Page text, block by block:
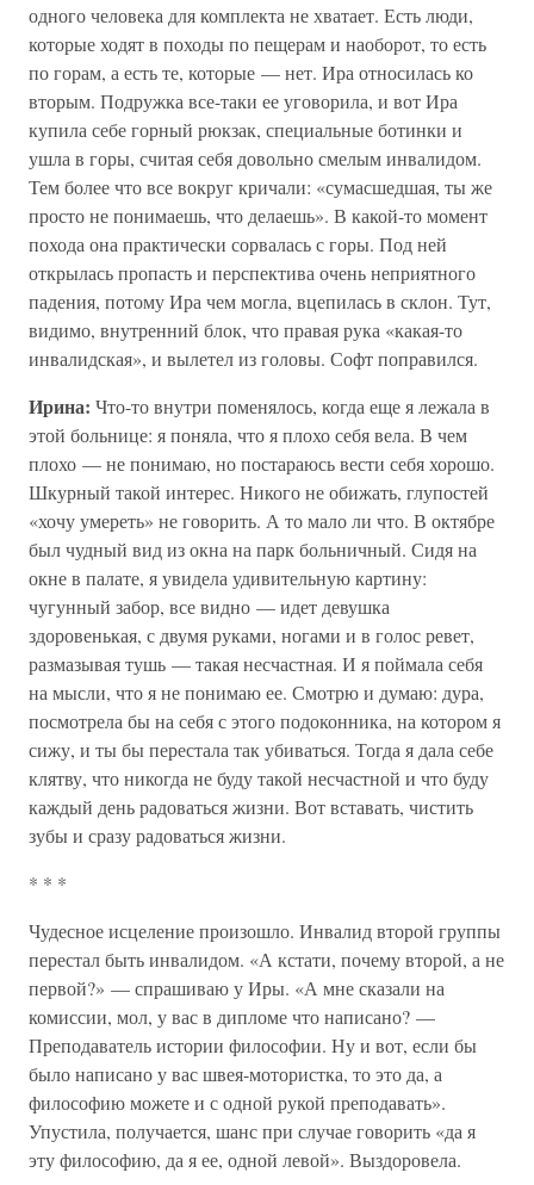
одного человека для комплекта не хватает. Есть люди,
которые ходят в походы по пещерам и наоборот, то есть
по горам, а есть те, которые — нет. Ира относилась ко
вторым. Подружка все-таки ее уговорила, и вот Ира
купила себе горный рюкзак, специальные ботинки и
ушла в горы, считая себя довольно смелым инвалидом.
Тем более что все вокруг кричали: «сумасшедшая, ты же
просто не понимаешь, что делаешь». В какой-то момент
похода она практически сорвалась с горы. Под ней
открылась пропасть и перспектива очень неприятного
падения, потому Ира чем могла, вцепилась в склон. Тут,
видимо, внутренний блок, что правая рука «какая-то
инвалидская», и вылетел из головы. Софт поправился.
Ирина: Что-то внутри поменялось, когда еще я лежала в
этой больнице: я поняла, что я плохо себя вела. В чем
плохо — не понимаю, но постараюсь вести себя хорошо.
Шкурный такой интерес. Никого не обижать, глупостей
«хочу умереть» не говорить. А то мало ли что. В октябре
был чудный вид из окна на парк больничный. Сидя на
окне в палате, я увидела удивительную картину:
чугунный забор, все видно — идет девушка
здоровенькая, с двумя руками, ногами и в голос ревет,
размазывая тушь — такая несчастная. И я поймала себя
на мысли, что я не понимаю ее. Смотрю и думаю: дура,
посмотрела бы на себя с этого подоконника, на котором я
сижу, и ты бы перестала так убиваться. Тогда я дала себе
клятву, что никогда не буду такой несчастной и что буду
каждый день радоваться жизни. Вот вставать, чистить
зубы и сразу радоваться жизни.
* * *
Чудесное исцеление произошло. Инвалид второй группы
перестал быть инвалидом. «А кстати, почему второй, а не
первой?» — спрашиваю у Иры. «А мне сказали на
комиссии, мол, у вас в дипломе что написано? —
Преподаватель истории философии. Ну и вот, если бы
было написано у вас швея-мотористка, то это да, а
философию можете и с одной рукой преподавать».
Упустила, получается, шанс при случае говорить «да я
эту философию, да я ее, одной левой». Выздоровела.